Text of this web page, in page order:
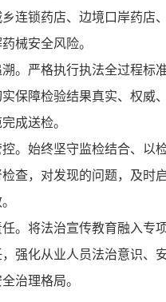
连锁药店、边境口岸药店
械安全风险。
。严格执行执法全过程标
保障检验结果真实、权威
成送检。
。始终坚守监检结合、以
查，对发现的问题，及
。将法治宣传教育融入专
强化从业人员法治意识、
治理格局。